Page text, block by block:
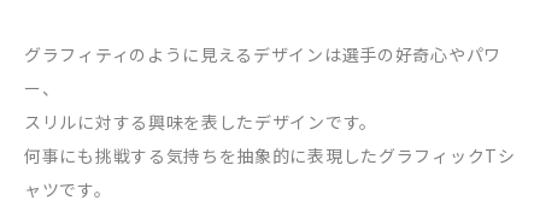
グラフィティのように見えるデザインは選手の好奇心やパワ
ー、
スリルに対する興味を表したデザインです。
何事にも挑戦する気持ちを抽象的に表現したグラフィックTシ
ャツです。